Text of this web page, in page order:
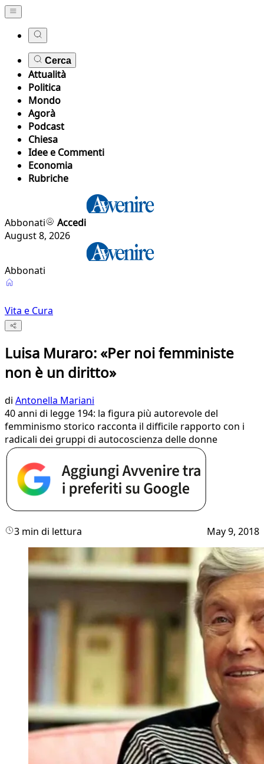
Cerca
Attualità
Politica
Mondo
Agorà
Podcast
Chiesa
Idee e Commenti
Economia
Rubriche
Abbonati
Accedi
August 8, 2026
Abbonati
Vita e Cura
Luisa Muraro: «Per noi femministe
non è un diritto»
di Antonella Mariani
40 anni di legge 194: la figura più autorevole del
femminismo storico racconta il difficile rapporto con i
radicali dei gruppi di autocoscienza delle donne
3 min di lettura May 9, 2018